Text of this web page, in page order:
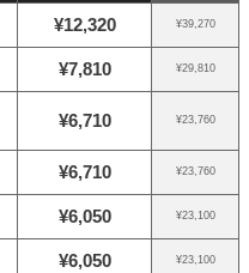
¥12,320 ¥39,270
¥7,810 ¥29,810
¥6,710 ¥23,760
¥6,710 ¥23,760
¥6,050 ¥23,100
¥6,050 ¥23,100